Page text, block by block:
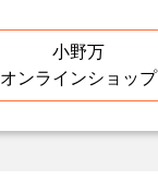
小野万
オンラインショップ